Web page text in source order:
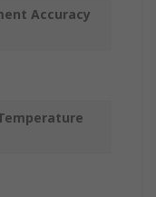
Accuracy